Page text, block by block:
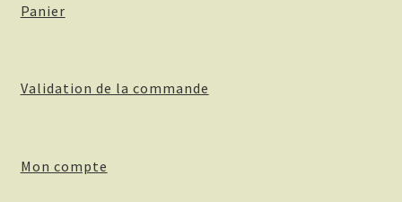
Panier
Validation de la commande
Mon compte